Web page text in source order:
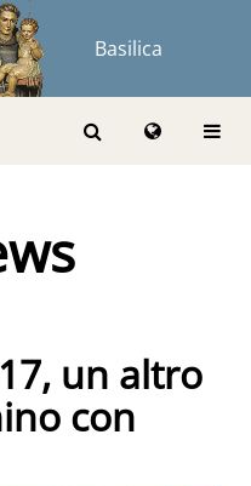
Basilica
un altro
con